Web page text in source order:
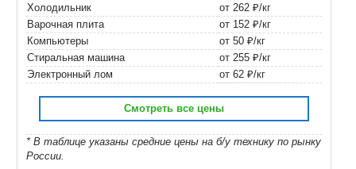
Холодильник
от 262 ₽/кг
Варочная плита
от 152 ₽/кг
Компьютеры
от 50 ₽/кг
Стиральная машина
от 255 ₽/кг
Электронный лом
от 62 ₽/кг
Смотреть все цены
* В таблице указаны средние цены на б/у технику по рынку
России.